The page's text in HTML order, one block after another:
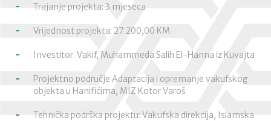
Trajanje projekta: 3 mjeseca
Vrijednost projekta: 27.200,00 KM
Investitor: Vakif, Muhammeda Salih El-Hanna iz Kuvajta
Projektno područje Adaptacija i opremanje vakufskog
objekta u Hanifićima, MIZ Kotor Varoš
Tehnička podrška projektu: Vakufska direkcija, Islamska